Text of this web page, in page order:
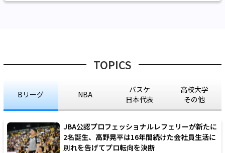
TOPICS
Bリーグ NBA
バスケ
日本代表
高校大学
その他
JBA公認プロフェッショナルレフェリーが新たに
2名誕生、高野晃平は16年間続けた会社員生活に
別れを告げてプロ転向を決断